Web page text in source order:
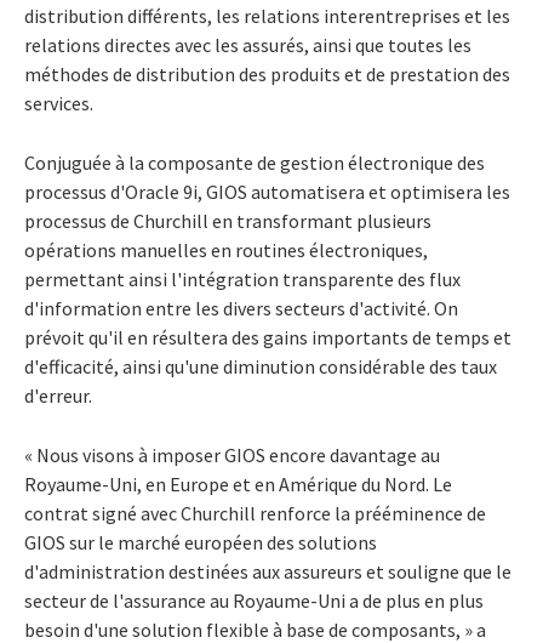
distribution différents, les relations interentreprises et les
relations directes avec les assurés, ainsi que toutes les
méthodes de distribution des produits et de prestation des
services.
Conjuguée à la composante de gestion électronique des
processus d'Oracle 9i, GIOS automatisera et optimisera les
processus de Churchill en transformant plusieurs
opérations manuelles en routines électroniques,
permettant ainsi l'intégration transparente des flux
d'information entre les divers secteurs d'activité. On
prévoit qu'il en résultera des gains importants de temps et
d'efficacité, ainsi qu'une diminution considérable des taux
d'erreur.
« Nous visons à imposer GIOS encore davantage au
Royaume-Uni, en Europe et en Amérique du Nord. Le
contrat signé avec Churchill renforce la prééminence de
GIOS sur le marché européen des solutions
d'administration destinées aux assureurs et souligne que le
secteur de l'assurance au Royaume-Uni a de plus en plus
besoin d'une solution flexible à base de composants, » a